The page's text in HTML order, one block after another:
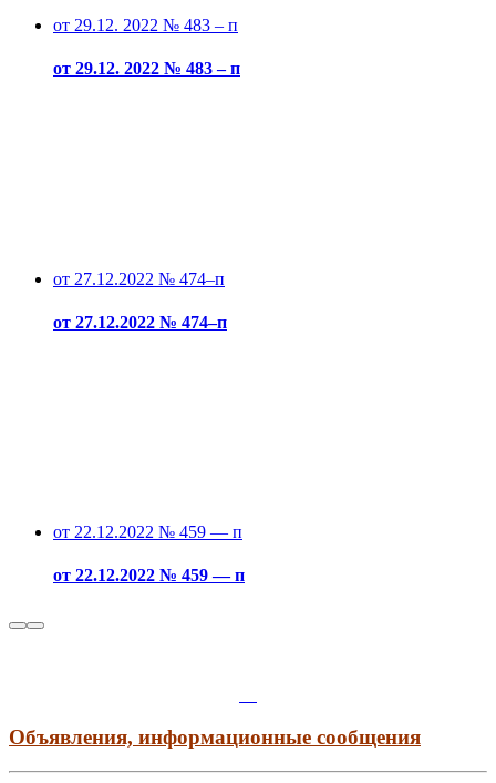
от 29.12. 2022 № 483 – п
от 29.12. 2022 № 483 – п
от 27.12.2022 № 474–п
от 27.12.2022 № 474–п
от 22.12.2022 № 459 — п
от 22.12.2022 № 459 — п
Объявления, информационные сообщения